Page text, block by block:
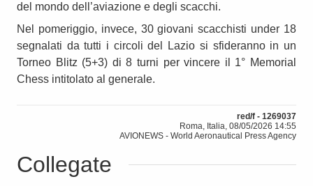
del mondo dell’aviazione e degli scacchi.
Nel pomeriggio, invece, 30 giovani scacchisti under 18
segnalati da tutti i circoli del Lazio si sfideranno in un
Torneo Blitz (5+3) di 8 turni per vincere il 1° Memorial
Chess intitolato al generale.
red/f - 1269037
Roma, Italia, 08/05/2026 14:55
AVIONEWS - World Aeronautical Press Agency
Collegate